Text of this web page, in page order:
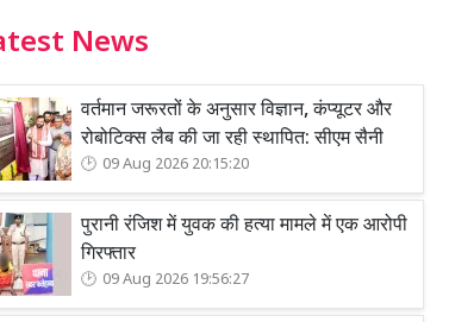
News
वर्तमान जरूरतों के अनुसार विज्ञान, कंप्यूटर और
रोबोटिक्स लैब की जा रही स्थापित: सीएम सैनी
09 Aug 2026 20:15:20
पुरानी रंजिश में युवक की हत्या मामले में एक आरोपी
गिरफ्तार
09 Aug 2026 19:56:27